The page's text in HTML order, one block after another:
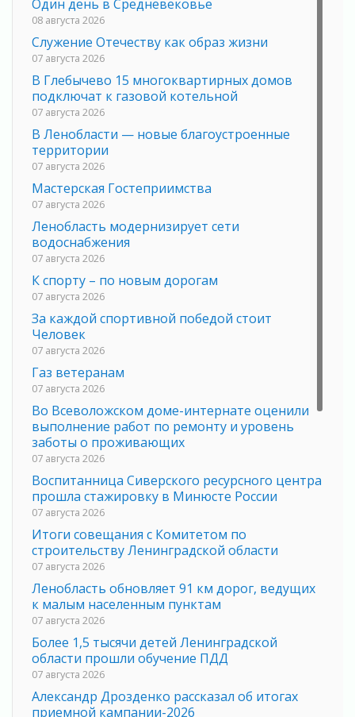
Один день в Средневековье
08 августа 2026
Служение Отечеству как образ жизни
07 августа 2026
В Глебычево 15 многоквартирных домов
подключат к газовой котельной
07 августа 2026
В Ленобласти — новые благоустроенные
территории
07 августа 2026
Мастерская Гостеприимства
07 августа 2026
Ленобласть модернизирует сети
водоснабжения
07 августа 2026
К спорту – по новым дорогам
07 августа 2026
За каждой спортивной победой стоит
Человек
07 августа 2026
Газ ветеранам
07 августа 2026
Во Всеволожском доме-интернате оценили
выполнение работ по ремонту и уровень
заботы о проживающих
07 августа 2026
Воспитанница Сиверского ресурсного центра
прошла стажировку в Минюсте России
07 августа 2026
Итоги совещания с Комитетом по
строительству Ленинградской области
07 августа 2026
Ленобласть обновляет 91 км дорог, ведущих
к малым населенным пунктам
07 августа 2026
Более 1,5 тысячи детей Ленинградской
области прошли обучение ПДД
07 августа 2026
Александр Дрозденко рассказал об итогах
приемной кампании-2026